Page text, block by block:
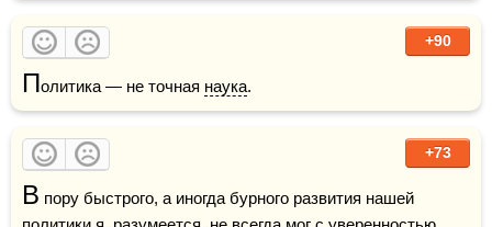
+90
Политика — не точная наука.
+73
В пору быстрого, а иногда бурного развития нашей